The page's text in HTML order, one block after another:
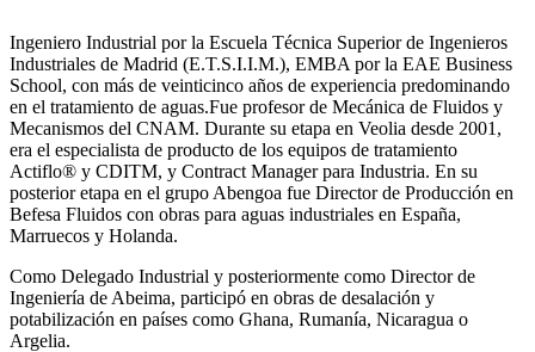
Ingeniero Industrial por la Escuela Técnica Superior de Ingenieros
Industriales de Madrid (E.T.S.I.I.M.), EMBA por la EAE Business
School, con más de veinticinco años de experiencia predominando
en el tratamiento de aguas.Fue profesor de Mecánica de Fluidos y
Mecanismos del CNAM. Durante su etapa en Veolia desde 2001,
era el especialista de producto de los equipos de tratamiento
Actiflo® y CDITM, y Contract Manager para Industria. En su
posterior etapa en el grupo Abengoa fue Director de Producción en
Befesa Fluidos con obras para aguas industriales en España,
Marruecos y Holanda.
Como Delegado Industrial y posteriormente como Director de
Ingeniería de Abeima, participó en obras de desalación y
potabilización en países como Ghana, Rumanía, Nicaragua o
Argelia.